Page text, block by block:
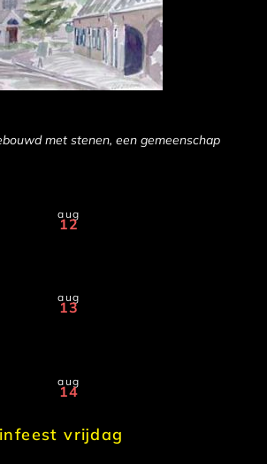
met stenen, een gemeenschap
aug
12
aug
13
aug
14
vrijdag